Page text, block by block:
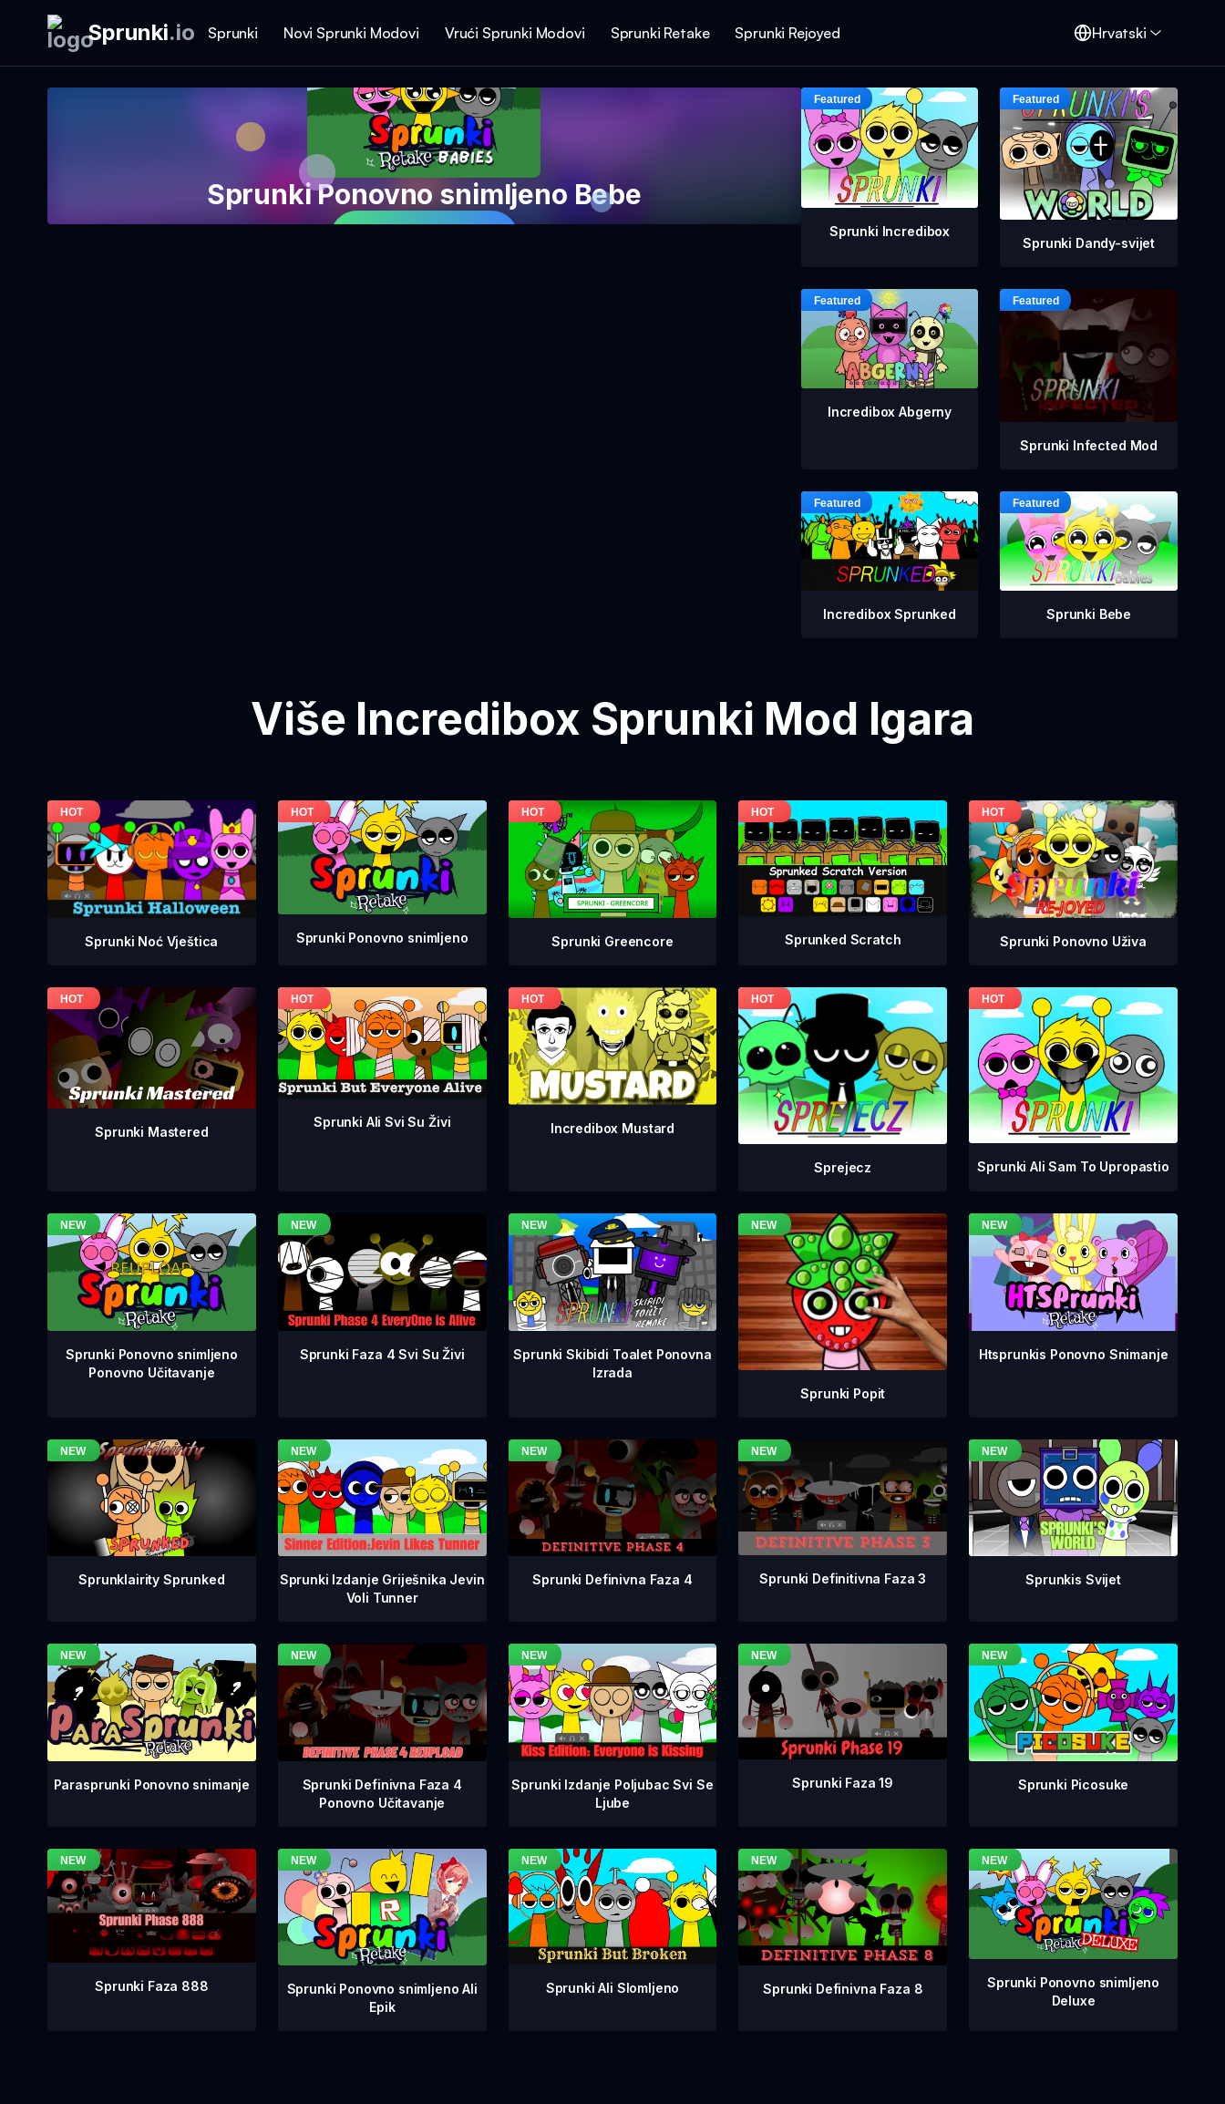
Sprunki.io Sprunki Novi Sprunki Modovi Vrući Sprunki Modovi Sprunki Retake Sprunki Rejoyed Hrvatski
Sprunki Ponovno snimljeno Bebe
Sprunki Incredibox
Sprunki Dandy-svijet
Incredibox Abgerny
Sprunki Infected Mod
Incredibox Sprunked Sprunki Bebe
Više Incredibox Sprunki Mod Igara
Sprunki Noć Vještica Sprunki Ponovno snimljeno Sprunki Greencore Sprunked Scratch Sprunki Ponovno Uživa
Sprunki Mastered
Sprunki Ali Svi Su Živi Incredibox Mustard
Sprejecz Sprunki Ali Sam To Upropastio
Sprunki Ponovno snimljeno
Ponovno Učitavanje
Sprunki Faza 4 Svi Su Živi
Sprunki Skibidi Toalet Ponovna
Izrada
Sprunki Popit
Htsprunkis Ponovno Snimanje
Sprunklairity Sprunked
Sprunki Izdanje Griješnika Jevin
Voli Tunner
Sprunki Definivna Faza 4 Sprunki Definitivna Faza 3 Sprunkis Svijet
Parasprunki Ponovno snimanje
Sprunki Definivna Faza 4
Ponovno Učitavanje
Sprunki Izdanje Poljubac Svi Se
Ljube
Sprunki Faza 19 Sprunki Picosuke
Sprunki Faza 888
Sprunki Ponovno snimljeno Ali
Epik
Sprunki Ali Slomljeno Sprunki Definivna Faza 8
Sprunki Ponovno snimljeno
Deluxe